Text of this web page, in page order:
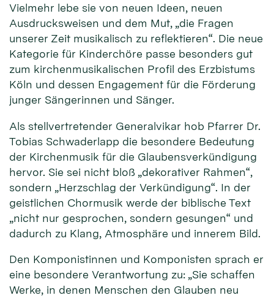
Vielmehr lebe sie von neuen Ideen, neuen
Ausdrucksweisen und dem Mut, „die Fragen
unserer Zeit musikalisch zu reflektieren“. Die neue
Kategorie für Kinderchöre passe besonders gut
zum kirchenmusikalischen Profil des Erzbistums
Köln und dessen Engagement für die Förderung
junger Sängerinnen und Sänger.
Als stellvertretender Generalvikar hob Pfarrer Dr.
Tobias Schwaderlapp die besondere Bedeutung
der Kirchenmusik für die Glaubensverkündigung
hervor. Sie sei nicht bloß „dekorativer Rahmen“,
sondern „Herzschlag der Verkündigung“. In der
geistlichen Chormusik werde der biblische Text
„nicht nur gesprochen, sondern gesungen“ und
dadurch zu Klang, Atmosphäre und innerem Bild.
Den Komponistinnen und Komponisten sprach er
eine besondere Verantwortung zu: „Sie schaffen
Werke, in denen Menschen den Glauben neu